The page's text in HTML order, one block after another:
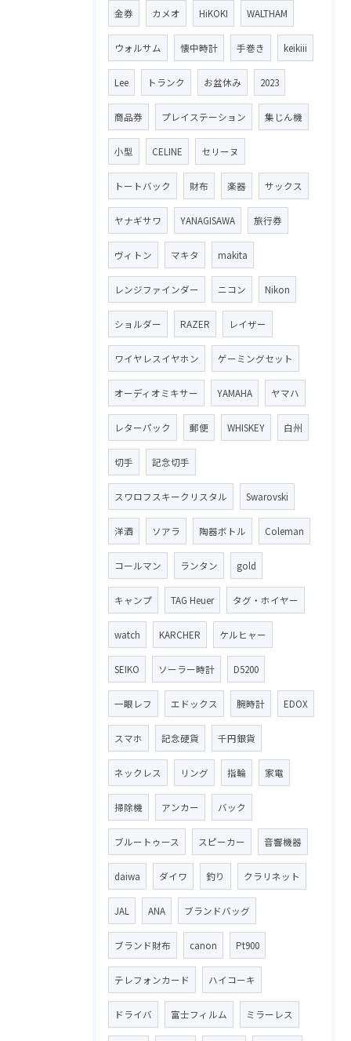
金券 カメオ HiKOKI WALTHAM
ウォルサム 懐中時計 手巻き keikiii
Lee トランク お盆休み 2023
商品券 プレイステーション 集じん機
小型 CELINE セリーヌ
トートバック 財布 楽器 サックス
ヤナギサワ YANAGISAWA 旅行券
ヴィトン マキタ makita
レンジファインダー ニコン Nikon
ショルダー RAZER レイザー
ワイヤレスイヤホン ゲーミングセット
オーディオミキサー YAMAHA ヤマハ
レターパック 郵便 WHISKEY 白州
切手 記念切手
スワロフスキークリスタル Swarovski
洋酒 ソアラ 陶器ボトル Coleman
コールマン ランタン gold
キャンプ TAG Heuer タグ・ホイヤー
watch KARCHER ケルヒャー
SEIKO ソーラー時計 D5200
一眼レフ エドックス 腕時計 EDOX
スマホ 記念硬貨 千円銀貨
ネックレス リング 指輪 家電
掃除機 アンカー バック
ブルートゥース スピーカー 音響機器
daiwa ダイワ 釣り クラリネット
JAL ANA ブランドバッグ
ブランド財布 canon Pt900
テレフォンカード ハイコーキ
ドライバ 富士フィルム ミラーレス